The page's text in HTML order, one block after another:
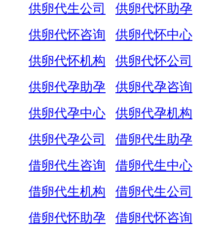
供卵代生公司
供卵代怀助孕
供卵代怀咨询
供卵代怀中心
供卵代怀机构
供卵代怀公司
供卵代孕助孕
供卵代孕咨询
供卵代孕中心
供卵代孕机构
供卵代孕公司
借卵代生助孕
借卵代生咨询
借卵代生中心
借卵代生机构
借卵代生公司
借卵代怀助孕
借卵代怀咨询